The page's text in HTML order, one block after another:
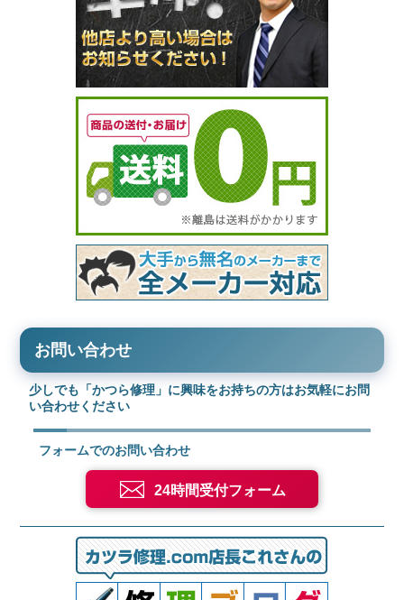
お問い合わせ
少しでも「かつら修理」に興味をお持ちの方はお気軽にお問
い合わせください
フォームでのお問い合わせ
24時間受付フォーム